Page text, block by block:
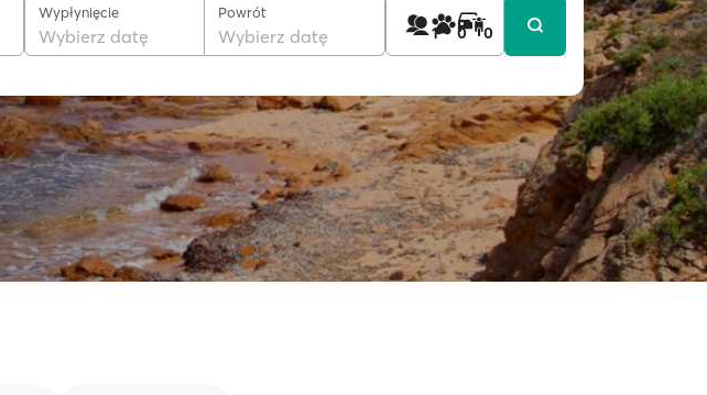
Wypłynięcie
Wybierz datę
Powrót
Wybierz datę 1 0 0